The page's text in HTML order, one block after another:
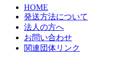
HOME
発送方法について
法人の方へ
お問い合わせ
関連団体リンク